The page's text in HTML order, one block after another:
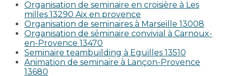
Organisation de seminaire en croisière à Les
milles 13290 Aix en provence​
Organisation de seminaires à Marseille 13008
Organisation de séminaire convivial à Carnoux-
en-Provence 13470
Seminaire teambuilding à Eguilles 13510
Animation de seminaire à Lançon-Provence
13680